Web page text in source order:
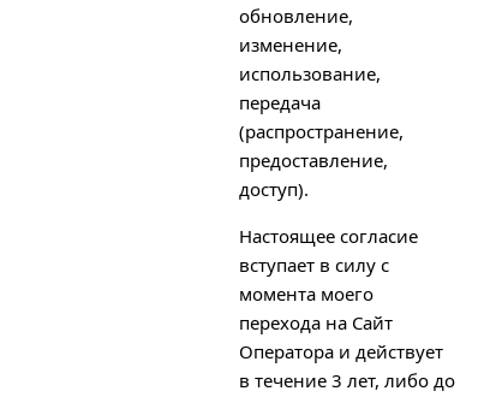
обновление,
изменение,
использование,
передача
(распространение,
предоставление,
доступ).
Настоящее согласие
вступает в силу с
момента моего
перехода на Сайт
Оператора и действует
в течение 3 лет, либо до